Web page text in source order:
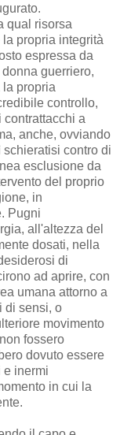
qual risorsa
propria integrità
espressa da
guerriero,
la propria
controllo,
a
anche, ovviando
contro di
esclusione da
del proprio
in
Pugni
all'altezza del
dosati, nella
di
ad aprire, con
umana attorno a
di sensi, o
movimento
fossero
dovuto essere
e inermi
in cui la